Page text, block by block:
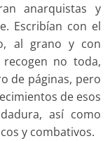
anarquistas y
Escribían con el
al grano y con
recogen no toda,
de páginas, pero
de esos
así como
y combativos.